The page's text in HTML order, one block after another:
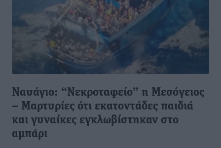
Ναυάγιο: “Νεκροταφείο” η Μεσόγειος
– Μαρτυρίες ότι εκατοντάδες παιδιά
και γυναίκες εγκλωβίστηκαν στο
αμπάρι